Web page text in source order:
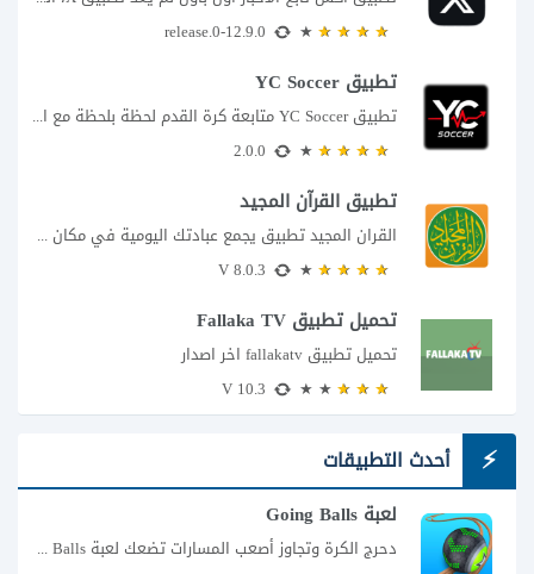
تطبيق YC Soccer
تطبيق YC Soccer متابعة كرة القدم لحظة بلحظة مع اقتراب مباراة مصر والأرجنتين في...
تطبيق القرآن المجيد
القران المجيد تطبيق يجمع عبادتك اليومية في مكان واحد إذا كنت تبحث عن تطبيق...
تحميل تطبيق Fallaka TV
تحميل تطبيق fallakatv اخر اصدار
أحدث التطبيقات
لعبة Going Balls
دحرج الكرة وتجاوز أصعب المسارات تضعك لعبة Going Balls للأندرويد أمام تحدٍ يبدو بسيطًا...